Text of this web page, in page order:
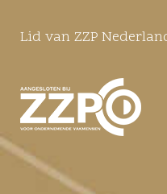
Lid van ZZP